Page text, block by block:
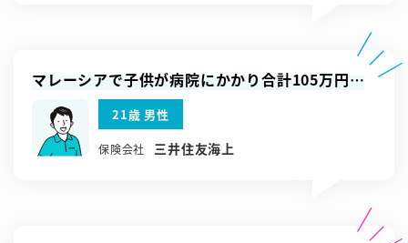
マレーシアで子供が病院にかかり合計105万円の
治療費がかかりましたが、キャッシュレスで速や
かに対応してくれました。
21歳 男性
保険会社 三井住友海上